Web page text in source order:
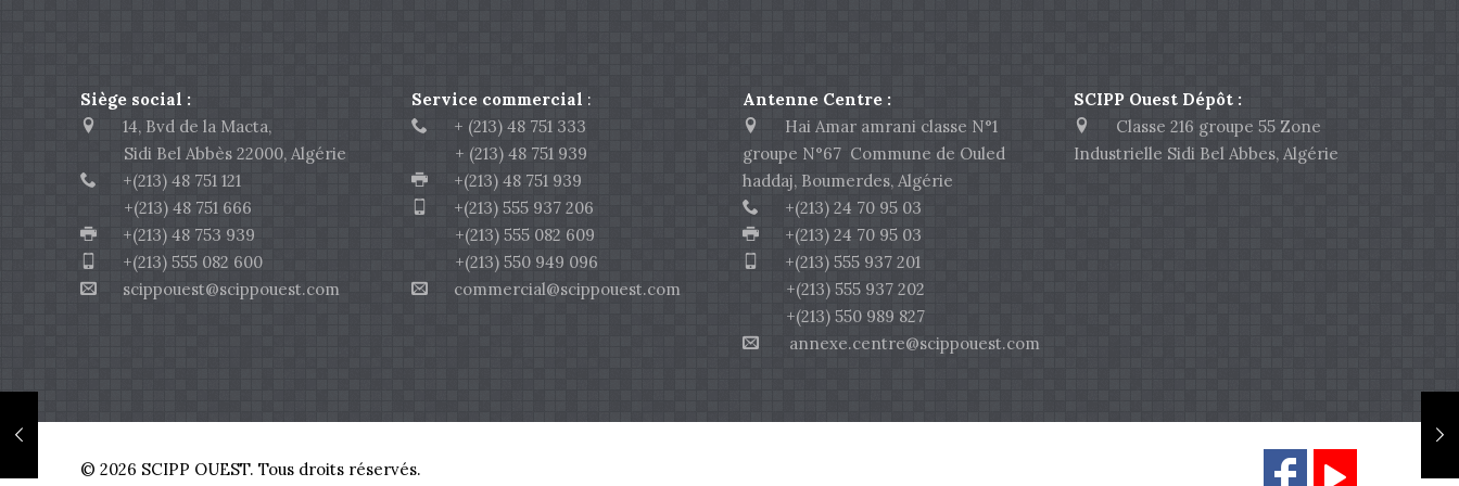
Siège social :
14, Bvd de la Macta,
Sidi Bel Abbès 22000, Algérie
+(213) 48 751 121
+(213) 48 751 666
+(213) 48 753 939
+(213) 555 082 600
scippouest@scippouest.com
Service commercial :
+ (213) 48 751 333
+ (213) 48 751 939
+(213) 48 751 939
+(213) 555 937 206
+(213) 555 082 609
+(213) 550 949 096
commercial@scippouest.com
Antenne Centre :
Hai Amar amrani classe N°1
groupe N°67 Commune de Ouled
haddaj, Boumerdes, Algérie
+(213) 24 70 95 03
+(213) 24 70 95 03
+(213) 555 937 201
+(213) 555 937 202
+(213) 550 989 827
annexe.centre@scippouest.com
SCIPP Ouest Dépôt :
Classe 216 groupe 55 Zone
Industrielle Sidi Bel Abbes, Algérie
© 2026 SCIPP OUEST. Tous droits réservés.